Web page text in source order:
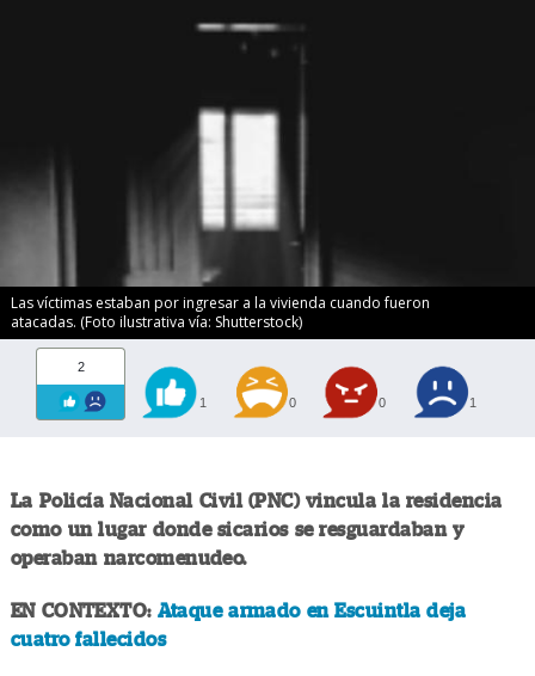
Las víctimas estaban por ingresar a la vivienda cuando fueron
atacadas. (Foto ilustrativa vía: Shutterstock)
2
1 0 0 1
La Policía Nacional Civil (PNC) vincula la residencia
como un lugar donde sicarios se resguardaban y
operaban narcomenudeo.
EN CONTEXTO: Ataque armado en Escuintla deja
cuatro fallecidos